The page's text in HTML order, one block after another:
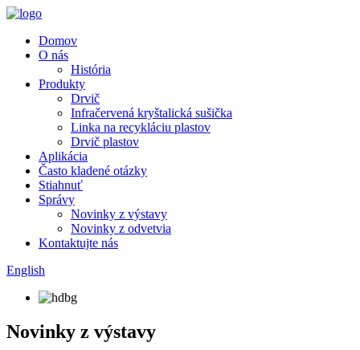
Domov
O nás
História
Produkty
Drvič
Infračervená kryštalická sušička
Linka na recykláciu plastov
Drvič plastov
Aplikácia
Často kladené otázky
Stiahnuť
Správy
Novinky z výstavy
Novinky z odvetvia
Kontaktujte nás
English
Novinky z výstavy